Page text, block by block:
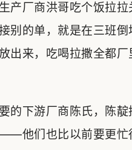
产厂商洪哥吃个饭拉
别的单，就是在三班
出来，吃喝拉撒全都
的下游厂商陈氏，陈
他们也比以前要更忙